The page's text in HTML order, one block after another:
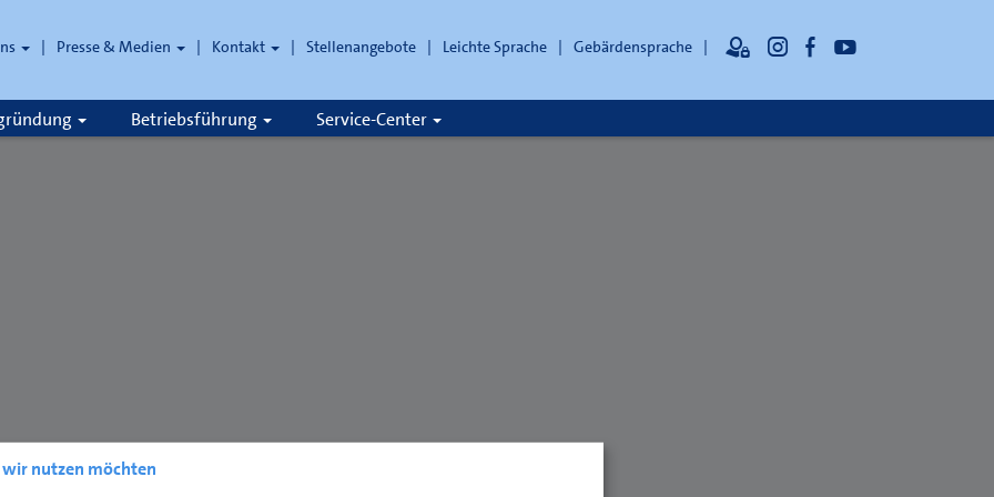
Presse & Medien Kontakt Stellenangebote Leichte Sprache
Gebärdensprache
Betriebsführung Service-Center
nutzen möchten